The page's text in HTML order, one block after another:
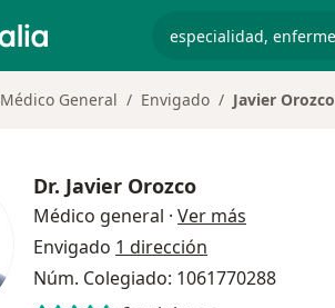
Médico General Envigado Javier Orozco
Dr. Javier Orozco
Médico general · Ver más
Envigado 1 dirección
Núm. Colegiado: 1061770288